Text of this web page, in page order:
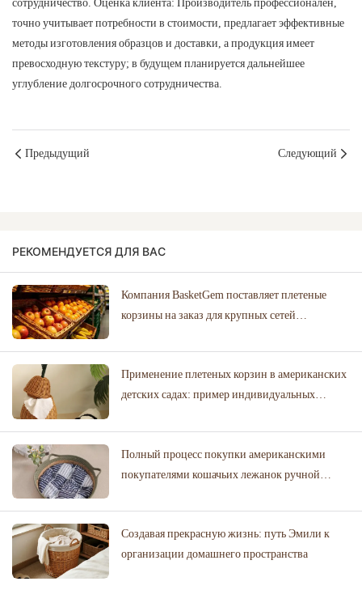
точно учитывает потребности в стоимости, предлагает эффективные
методы изготовления образцов и доставки, а продукция имеет
превосходную текстуру; в будущем планируется дальнейшее
углубление долгосрочного сотрудничества.
Предыдущий Следующий
РЕКОМЕНДУЕТСЯ ДЛЯ ВАС
Компания BasketGem поставляет плетеные
корзины на заказ для крупных сетей
дизайну и срокам выполнения.
Применение плетеных корзин в американских
детских садах: пример индивидуальных
Полный процесс покупки американскими
покупателями кошачьих лежанок ручной
Создавая прекрасную жизнь: путь Эмили к
организации домашнего пространства